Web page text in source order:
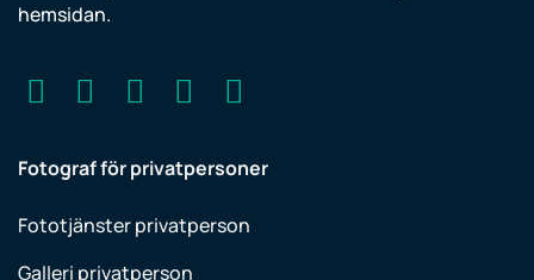
hemsidan.
Fotograf för privatpersoner
Fototjänster privatperson
Galleri privatperson